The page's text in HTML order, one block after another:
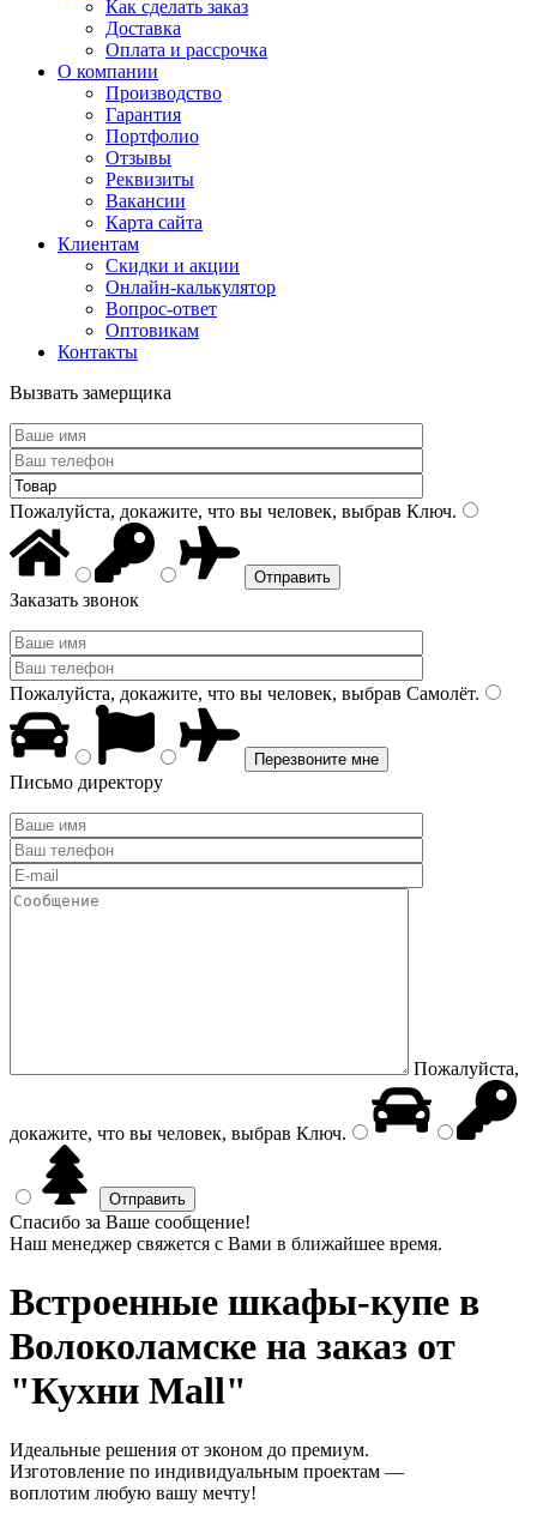
Как сделать заказ
Доставка
Оплата и рассрочка
О компании
Производство
Гарантия
Портфолио
Отзывы
Реквизиты
Вакансии
Карта сайта
Клиентам
Скидки и акции
Онлайн-калькулятор
Вопрос-ответ
Оптовикам
Контакты
Вызвать замерщика
Пожалуйста, докажите, что вы человек, выбрав Ключ.
Заказать звонок
Пожалуйста, докажите, что вы человек, выбрав Самолёт.
Письмо директору
Пожалуйста,
докажите, что вы человек, выбрав Ключ.
Спасибо за Ваше сообщение!
Наш менеджер свяжется с Вами в ближайшее время.
Встроенные шкафы-купе в
Волоколамске на заказ от
"Кухни Mall"
Идеальные решения от эконом до премиум.
Изготовление по индивидуальным проектам —
воплотим любую вашу мечту!